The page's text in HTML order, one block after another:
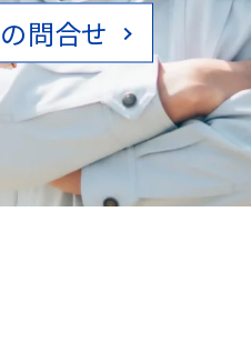
問合せ